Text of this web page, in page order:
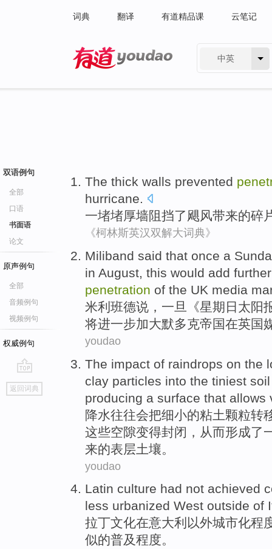
词典 翻译 有道精品课 云笔记
中英
双语例句
全部
口语
书面语
论文
原声例句
全部
音频例句
视频例句
权威例句
go
top
返回词典
The thick walls prevented
hurricane.
一堵堵厚墙阻挡了 飓风带来的碎
《柯林斯英汉双解大词典》
Miliband said that once a
in August, this would add further
penetration of the UK media
米利班德说 ， 一旦 《星期日 太阳
将进一步加大默多克帝国在英国
youdao
The impact of raindrops on the
clay particles into the tiniest soil
producing a surface that allows
降水往往会把细小的粘土颗粒转
这些空隙变得封闭 ， 从而形成了
来的表层土壤。
youdao
Latin culture had not achieved
less urbanized West outside of
拉丁文化在意大利 以外城市化程
似的普及程度。